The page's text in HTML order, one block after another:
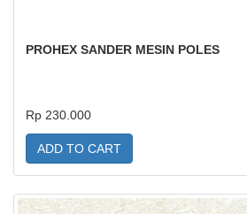
PROHEX SANDER MESIN POLES
Rp 230.000
ADD TO CART